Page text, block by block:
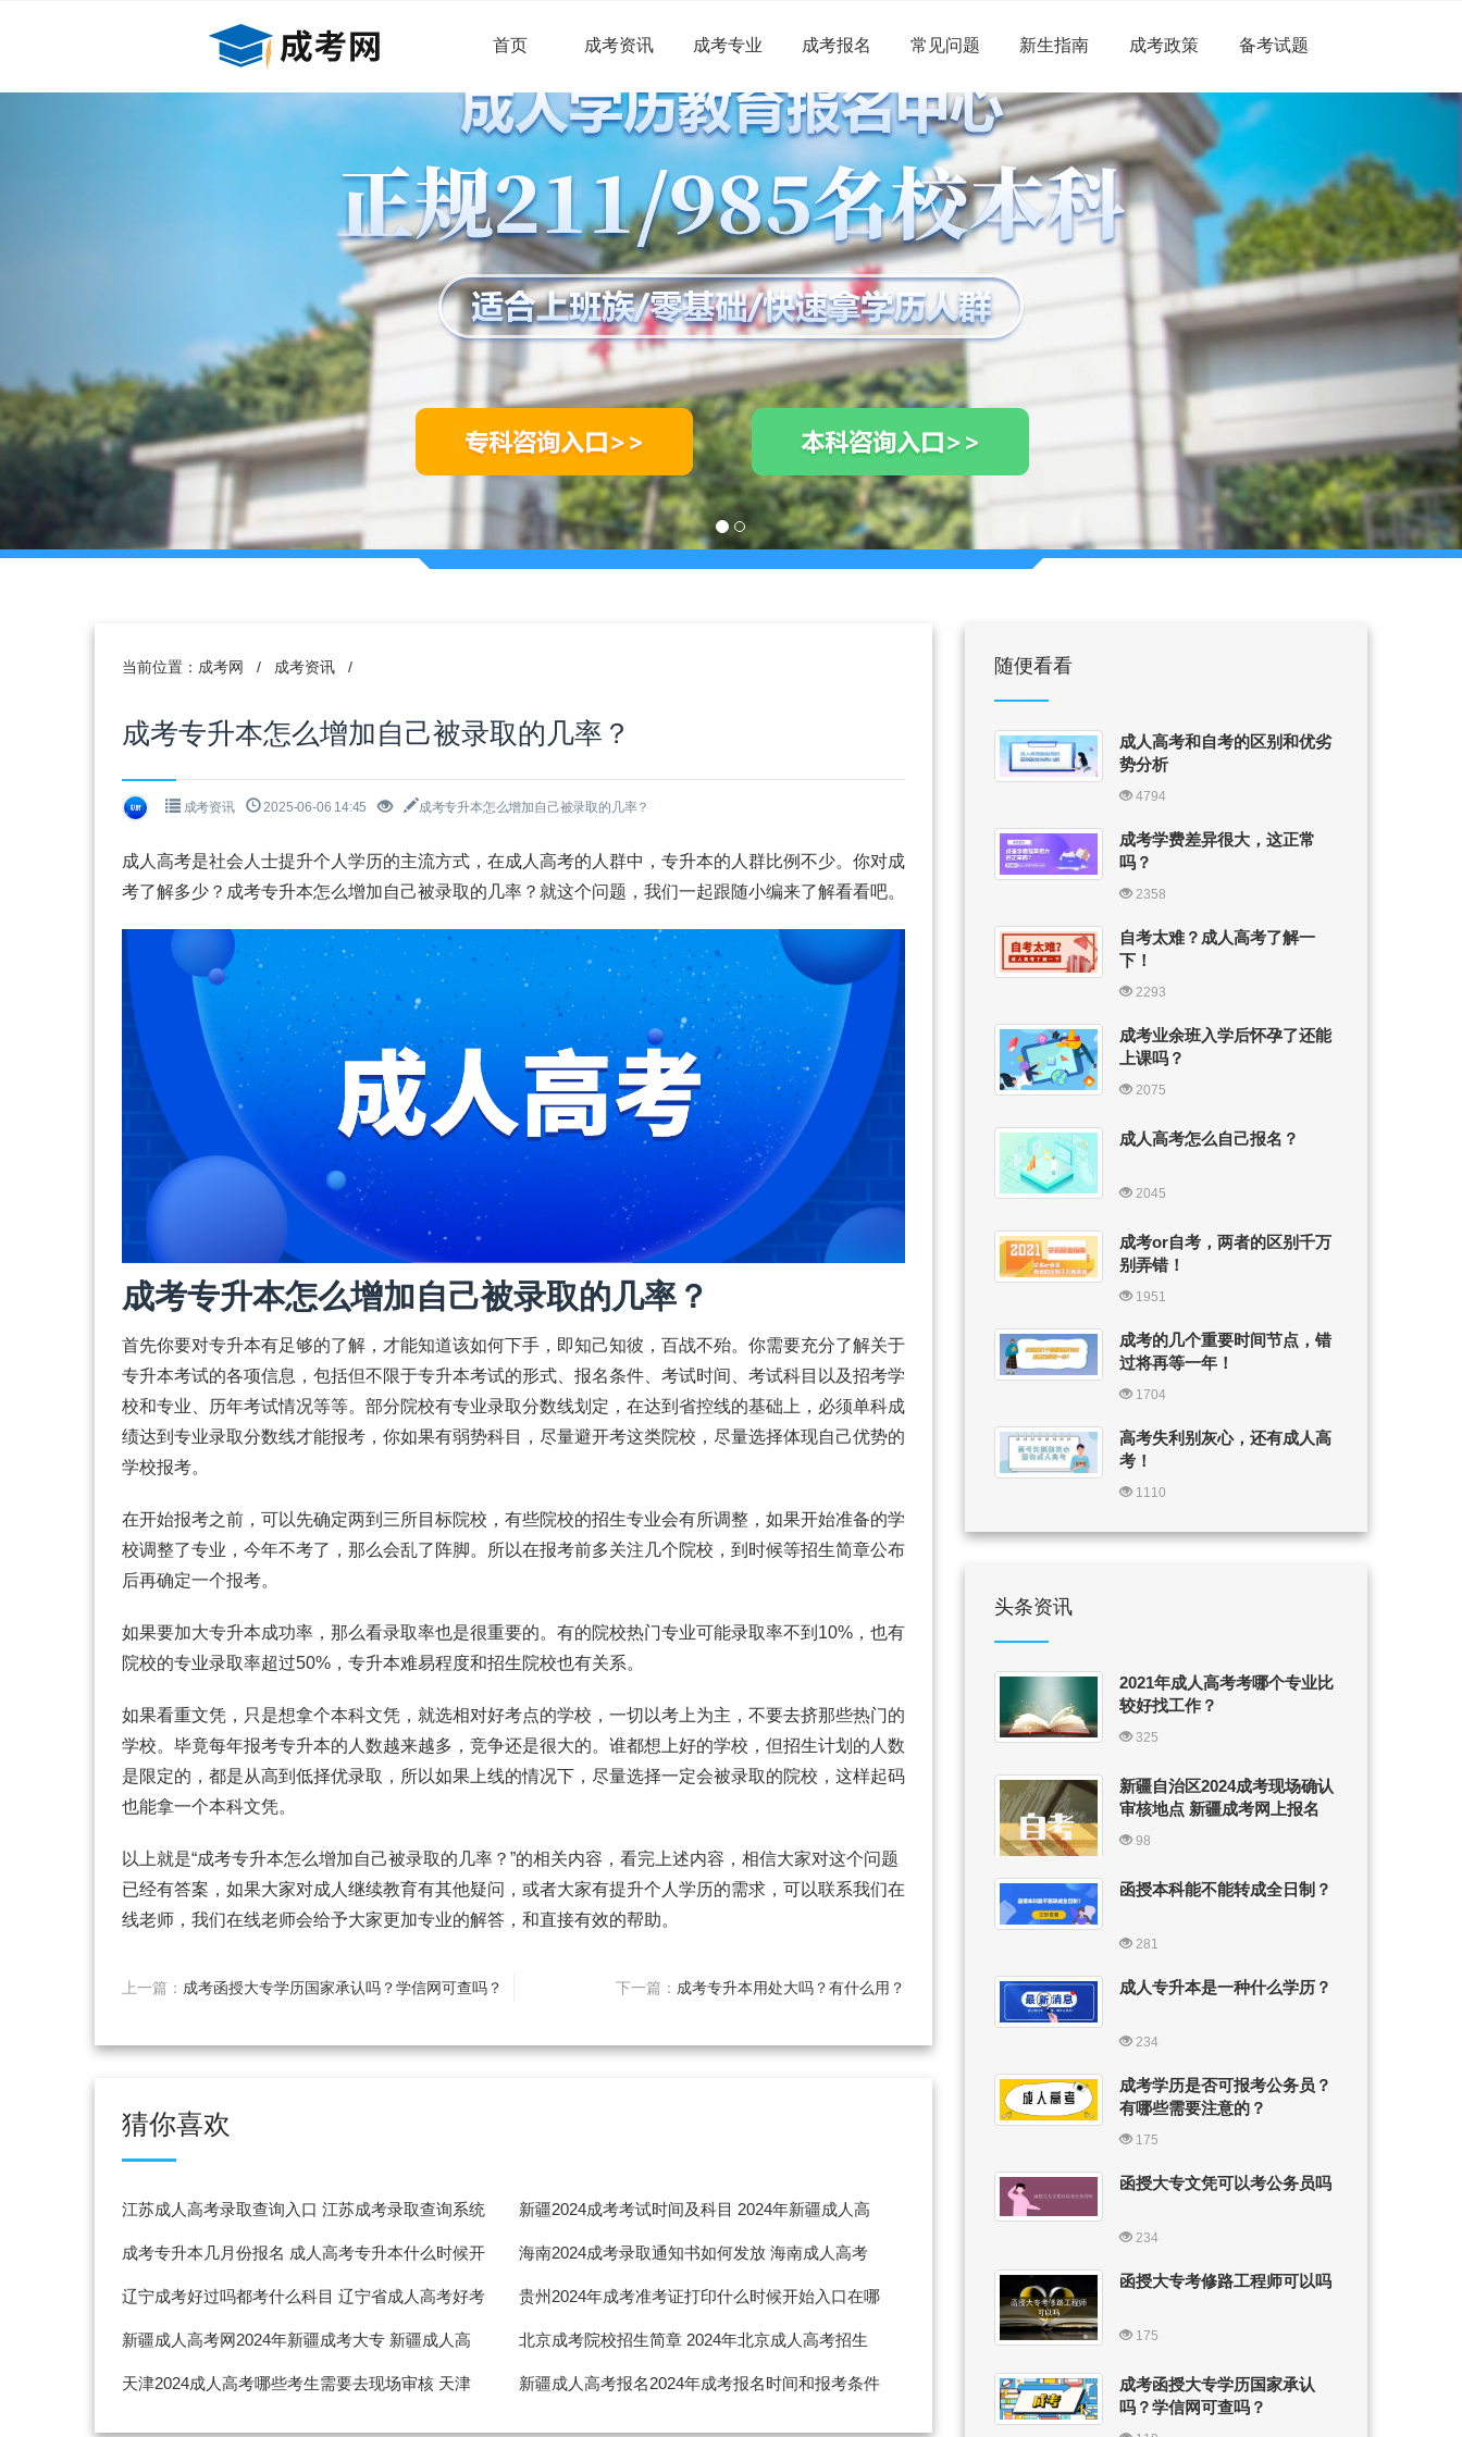
首页 成考资讯 成考专业 成考报名 常见问题 新生指南 成考政策 备考试题
当前位置： 成考网 / 成考资讯 /
成考专升本怎么增加自己被录取的几率？
成考资讯 2025-06-06 14:45 成考专升本怎么增加自己被录取的几率？
成人高考是社会人士提升个人学历的主流方式，在成人高考的人群中，专升本的人群比例不少。你对成
考了解多少？成考专升本怎么增加自己被录取的几率？就这个问题，我们一起跟随小编来了解看看吧。
成考专升本怎么增加自己被录取的几率？
首先你要对专升本有足够的了解，才能知道该如何下手，即知己知彼，百战不殆。你需要充分了解关于
专升本考试的各项信息，包括但不限于专升本考试的形式、报名条件、考试时间、考试科目以及招考学
校和专业、历年考试情况等等。部分院校有专业录取分数线划定，在达到省控线的基础上，必须单科成
绩达到专业录取分数线才能报考，你如果有弱势科目，尽量避开考这类院校，尽量选择体现自己优势的
学校报考。
在开始报考之前，可以先确定两到三所目标院校，有些院校的招生专业会有所调整，如果开始准备的学
校调整了专业，今年不考了，那么会乱了阵脚。所以在报考前多关注几个院校，到时候等招生简章公布
后再确定一个报考。
如果要加大专升本成功率，那么看录取率也是很重要的。有的院校热门专业可能录取率不到10%，也有
院校的专业录取率超过50%，专升本难易程度和招生院校也有关系。
如果看重文凭，只是想拿个本科文凭，就选相对好考点的学校，一切以考上为主，不要去挤那些热门的
学校。毕竟每年报考专升本的人数越来越多，竞争还是很大的。谁都想上好的学校，但招生计划的人数
是限定的，都是从高到低择优录取，所以如果上线的情况下，尽量选择一定会被录取的院校，这样起码
也能拿一个本科文凭。
以上就是“成考专升本怎么增加自己被录取的几率？”的相关内容，看完上述内容，相信大家对这个问题
已经有答案，如果大家对成人继续教育有其他疑问，或者大家有提升个人学历的需求，可以联系我们在
线老师，我们在线老师会给予大家更加专业的解答，和直接有效的帮助。
上一篇： 成考函授大专学历国家承认吗？学信网可查吗？ 下一篇： 成考专升本用处大吗？有什么用？
猜你喜欢
江苏成人高考录取查询入口 江苏成考录取查询系统
入口
新疆2024成考考试时间及科目 2024年新疆成人高
考时间是什么时候
成考专升本几月份报名 成人高考专升本什么时候开
始报名
海南2024成考录取通知书如何发放 海南成人高考
分数查询时间
辽宁成考好过吗都考什么科目 辽宁省成人高考好考
吗
贵州2024年成考准考证打印什么时候开始入口在哪
2024贵州成人高考现场确认时间
新疆成人高考网2024年新疆成考大专 新疆成人高
考招生网
北京成考院校招生简章 2024年北京成人高考招生
学校
天津2024成人高考哪些考生需要去现场审核 天津 新疆成人高考报名2024年成考报名时间和报考条件
随便看看
成人高考和自考的区别和优劣
势分析
4794
成考学费差异很大，这正常
吗？
2358
自考太难？成人高考了解一
下！
2293
成考业余班入学后怀孕了还能
上课吗？
2075
成人高考怎么自己报名？
2045
成考or自考，两者的区别千万
别弄错！
1951
成考的几个重要时间节点，错
过将再等一年！
1704
高考失利别灰心，还有成人高
考！
1110
头条资讯
2021年成人高考考哪个专业比
较好找工作？
325
新疆自治区2024成考现场确认
审核地点 新疆成考网上报名
98
函授本科能不能转成全日制？
281
成人专升本是一种什么学历？
234
成考学历是否可报考公务员？
有哪些需要注意的？
175
函授大专文凭可以考公务员吗
234
函授大专考修路工程师可以吗
175
成考函授大专学历国家承认
吗？学信网可查吗？